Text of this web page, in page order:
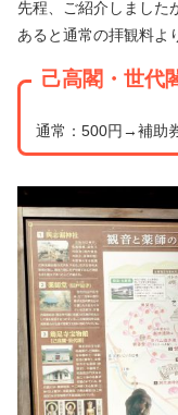
先程、ご紹介しました
あると通常の拝観料よ
己高閣・世代
通常：500円→補助